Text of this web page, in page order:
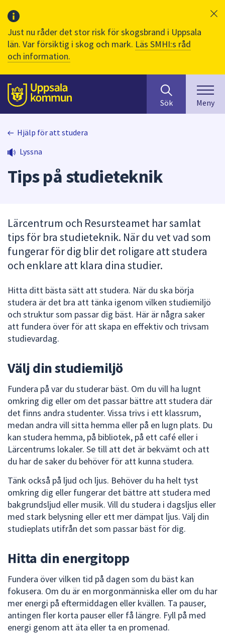
Just nu råder det stor risk för skogsbrand i Uppsala
län. Var försiktig i skog och mark. Läs SMHI:s råd
och information.
Till sidans
huvudinnehåll
efter
innehåll
på
skriva
sökförslag
att
presenteras
under
fältet.
Använd
piltangenterna
för
att
navigera
för
att
välja
något
av
dem.
Sök Meny
Hjälp för att studera
Lyssna
Tips på studieteknik
Lärcentrum och Resursteamet har samlat
tips för bra studieteknik. När du vet vad som
fungerar för dig blir det roligare att studera
och enklare att klara dina studier.
Hitta ditt bästa sätt att studera. När du ska börja
studera är det bra att tänka igenom vilken studiemiljö
och struktur som passar dig bäst. Här är några saker
att fundera över för att skapa en effektiv och trivsam
studievardag.
Välj din studiemiljö
Fundera på var du studerar bäst. Om du vill ha lugnt
omkring dig eller om det passar bättre att studera där
det finns andra studenter. Vissa trivs i ett klassrum,
medan andra vill sitta hemma eller på en lugn plats. Du
kan studera hemma, på bibliotek, på ett café eller i
Lärcentrums lokaler. Se till att det är bekvämt och att
du har de saker du behöver för att kunna studera.
Tänk också på ljud och ljus. Behöver du ha helt tyst
omkring dig eller fungerar det bättre att studera med
bakgrundsljud eller musik. Vill du studera i dagsljus eller
med stark belysning eller ett mer dämpat ljus. Välj din
studieplats utifrån det som passar bäst för dig.
Hitta din energitopp
Fundera över vilken tid på dagen som du bäst kan
fokusera. Om du är en morgonmänniska eller om du har
mer energi på eftermiddagen eller kvällen. Ta pauser,
antingen fler korta pauser eller få längre. Fyll på med
energi genom att äta eller ta en promenad.